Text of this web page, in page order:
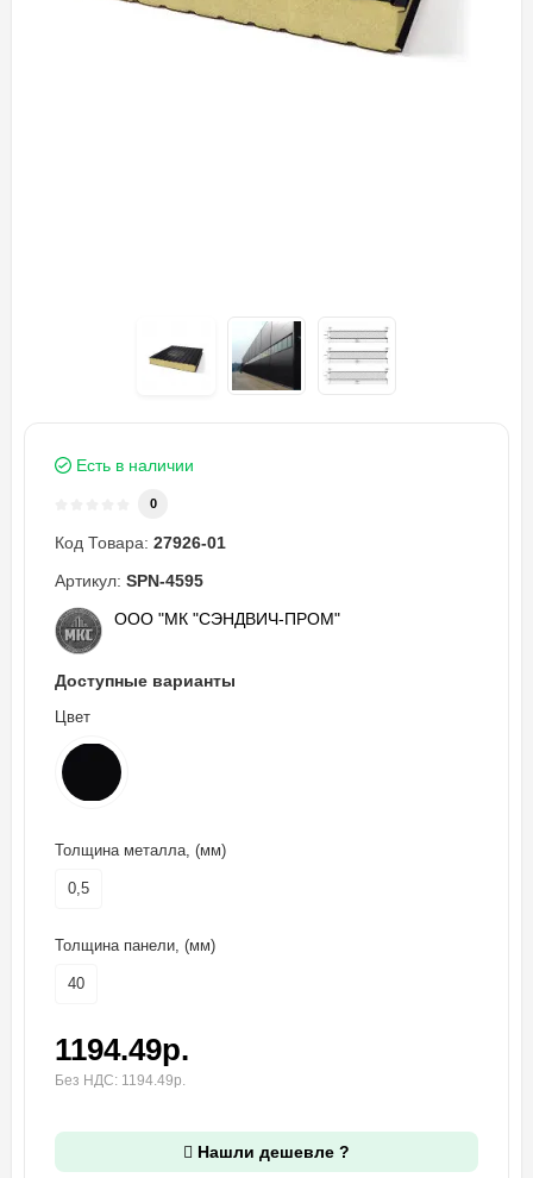
Есть в наличии
0
Код Товара: 27926-01
Артикул: SPN-4595
ООО "МК "СЭНДВИЧ-ПРОМ"
Доступные варианты
Цвет
Толщина металла, (мм)
0,5
Толщина панели, (мм)
40
1194.49р.
Без НДС: 1194.49р.
Нашли дешевле ?